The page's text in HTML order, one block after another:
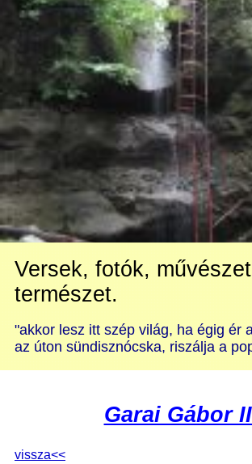
Versek, fotók,
természet.
"akkor lesz itt szép világ, ha égig ér
az úton sündisznócska, riszálja a
Garai Gábor
vissza<<